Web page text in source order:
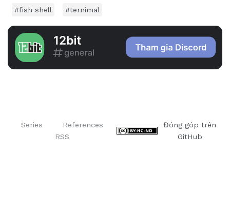
#fish shell #ternimal
Series
References
RSS
Đóng góp trên
GitHub